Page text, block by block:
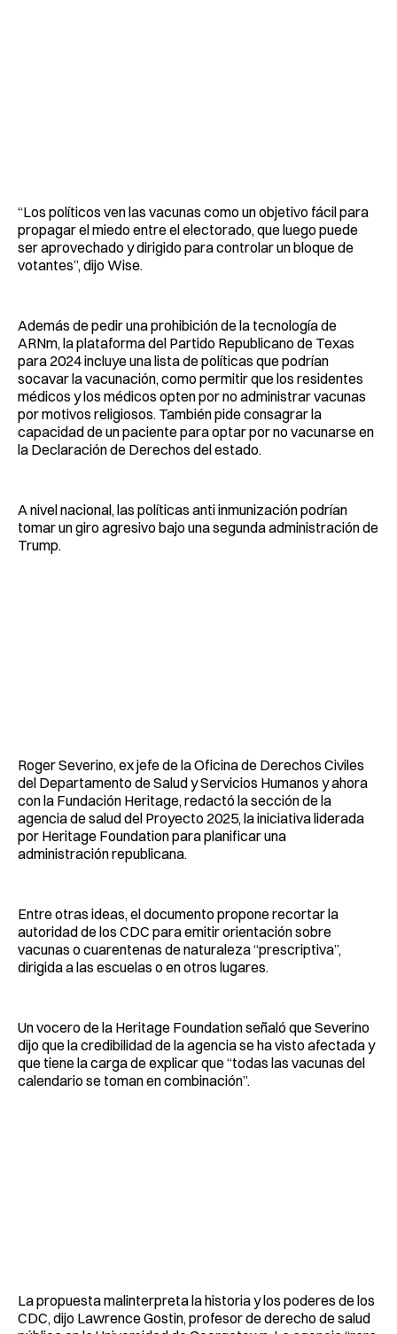
“Los políticos ven las vacunas como un objetivo fácil para
propagar el miedo entre el electorado, que luego puede
ser aprovechado y dirigido para controlar un bloque de
votantes”, dijo Wise.
Además de pedir una prohibición de la tecnología de
ARNm, la plataforma del Partido Republicano de Texas
para 2024 incluye una lista de políticas que podrían
socavar la vacunación, como permitir que los residentes
médicos y los médicos opten por no administrar vacunas
por motivos religiosos. También pide consagrar la
capacidad de un paciente para optar por no vacunarse en
la Declaración de Derechos del estado.
A nivel nacional, las políticas anti inmunización podrían
tomar un giro agresivo bajo una segunda administración de
Trump.
Roger Severino, ex jefe de la Oficina de Derechos Civiles
del Departamento de Salud y Servicios Humanos y ahora
con la Fundación Heritage, redactó la sección de la
agencia de salud del Proyecto 2025, la iniciativa liderada
por Heritage Foundation para planificar una
administración republicana.
Entre otras ideas, el documento propone recortar la
autoridad de los CDC para emitir orientación sobre
vacunas o cuarentenas de naturaleza “prescriptiva”,
dirigida a las escuelas o en otros lugares.
Un vocero de la Heritage Foundation señaló que Severino
dijo que la credibilidad de la agencia se ha visto afectada y
que tiene la carga de explicar que “todas las vacunas del
calendario se toman en combinación”.
La propuesta malinterpreta la historia y los poderes de los
CDC, dijo Lawrence Gostin, profesor de derecho de salud